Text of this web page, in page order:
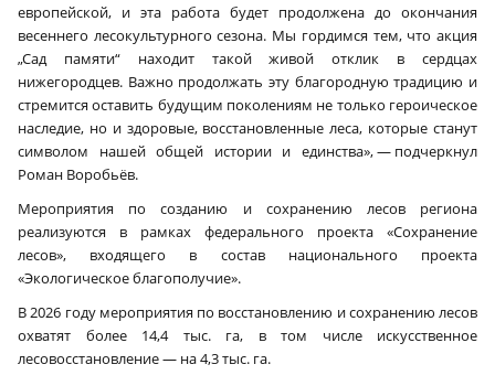
европейской, и эта работа будет продолжена до окончания
весеннего лесокультурного сезона. Мы гордимся тем, что акция
„Сад памяти“ находит такой живой отклик в сердцах
нижегородцев. Важно продолжать эту благородную традицию и
стремится оставить будущим поколениям не только героическое
наследие, но и здоровые, восстановленные леса, которые станут
символом нашей общей истории и единства», — подчеркнул
Роман Воробьёв.
Мероприятия по созданию и сохранению лесов региона
реализуются в рамках федерального проекта «Сохранение
лесов», входящего в состав национального проекта
«Экологическое благополучие».
В 2026 году мероприятия по восстановлению и сохранению лесов
охватят более 14,4 тыс. га, в том числе искусственное
лесовосстановление — на 4,3 тыс. га.